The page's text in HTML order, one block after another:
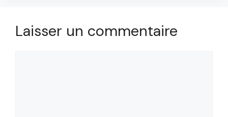
Laisser un commentaire